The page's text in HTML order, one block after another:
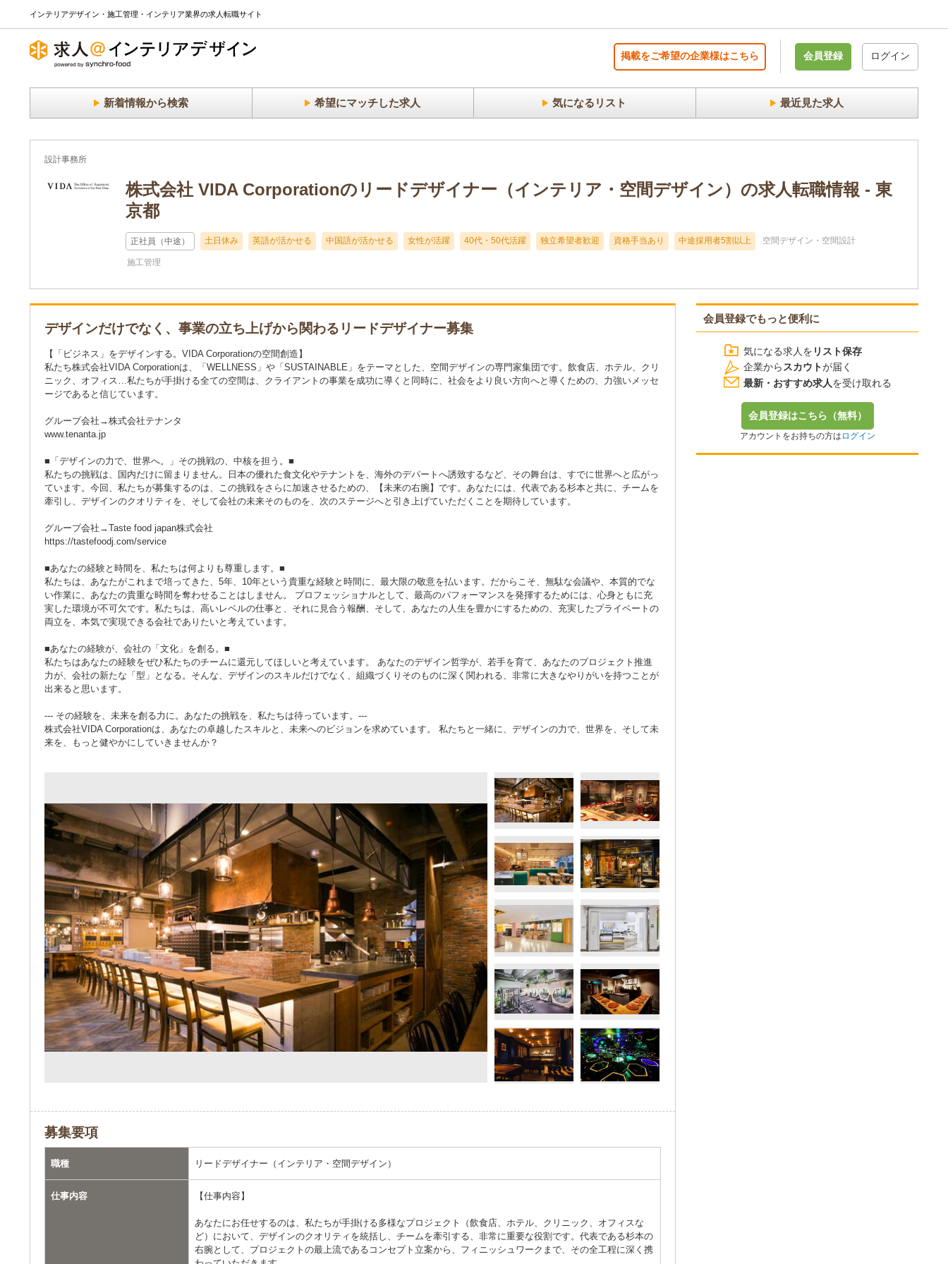
インテリアデザイン・施工管理・インテリア業界の求人転職サイト
掲載をご希望の企業様はこちら 会員登録 ログイン
新着情報から検索 希望にマッチした求人 気になるリスト 最近見た求人
設計事務所
株式会社 VIDA Corporationのリードデザイナー（インテリア・空間デザイン）の求人転職情報 - 東
京都
正社員（中途） 土日休み 英語が活かせる 中国語が活かせる 女性が活躍 40代・50代活躍 独立希望者歓迎 資格手当あり 中途採用者5割以上 空間デザイン・空間設計
施工管理
デザインだけでなく、事業の立ち上げから関わるリードデザイナー募集
【「ビジネス」をデザインする。VIDA Corporationの空間創造】
私たち株式会社VIDA Corporationは、「WELLNESS」や「SUSTAINABLE」をテーマとした、空間デザインの専門家集団です。飲食店、ホテル、クリ
ニック、オフィス…私たちが手掛ける全ての空間は、クライアントの事業を成功に導くと同時に、社会をより良い方向へと導くための、力強いメッセ
ージであると信じています。
グループ会社→株式会社テナンタ
www.tenanta.jp
■「デザインの力で、世界へ。」その挑戦の、中核を担う。■
私たちの挑戦は、国内だけに留まりません。日本の優れた食文化やテナントを、海外のデパートへ誘致するなど、その舞台は、すでに世界へと広がっ
ています。今回、私たちが募集するのは、この挑戦をさらに加速させるための、【未来の右腕】です。あなたには、代表である杉本と共に、チームを
牽引し、デザインのクオリティを、そして会社の未来そのものを、次のステージへと引き上げていただくことを期待しています。
グループ会社→Taste food japan株式会社
https://tastefoodj.com/service
■あなたの経験と時間を、私たちは何よりも尊重します。■
私たちは、あなたがこれまで培ってきた、5年、10年という貴重な経験と時間に、最大限の敬意を払います。だからこそ、無駄な会議や、本質的でな
い作業に、あなたの貴重な時間を奪わせることはしません。 プロフェッショナルとして、最高のパフォーマンスを発揮するためには、心身ともに充
実した環境が不可欠です。私たちは、高いレベルの仕事と、それに見合う報酬、そして、あなたの人生を豊かにするための、充実したプライベートの
両立を、本気で実現できる会社でありたいと考えています。
■あなたの経験が、会社の「文化」を創る。■
私たちはあなたの経験をぜひ私たちのチームに還元してほしいと考えています。 あなたのデザイン哲学が、若手を育て、あなたのプロジェクト推進
力が、会社の新たな「型」となる。そんな、デザインのスキルだけでなく、組織づくりそのものに深く関われる、非常に大きなやりがいを持つことが
出来ると思います。
--- その経験を、未来を創る力に。あなたの挑戦を、私たちは待っています。---
株式会社VIDA Corporationは、あなたの卓越したスキルと、未来へのビジョンを求めています。 私たちと一緒に、デザインの力で、世界を、そして未
来を、もっと健やかにしていきませんか？
募集要項
職種 リードデザイナー（インテリア・空間デザイン）
仕事内容 【仕事内容】
あなたにお任せするのは、私たちが手掛ける多様なプロジェクト（飲食店、ホテル、クリニック、オフィスな
ど）において、デザインのクオリティを統括し、チームを牽引する、非常に重要な役割です。代表である杉本の
右腕として、プロジェクトの最上流であるコンセプト立案から、フィニッシュワークまで、その全工程に深く携
会員登録でもっと便利に
気になる求人を リスト保存
企業から スカウトが届く
最新・おすすめ求人を受け取れる
会員登録はこちら（無料）
アカウントをお持ちの方は ログイン